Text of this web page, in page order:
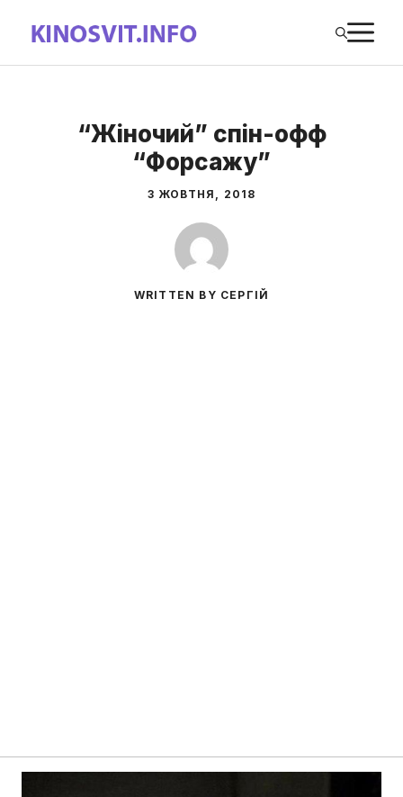
вмісту
“Жіночий” спін-офф
“Форсажу”
3 ЖОВТНЯ, 2018
WRITTEN BY СЕРГІЙ